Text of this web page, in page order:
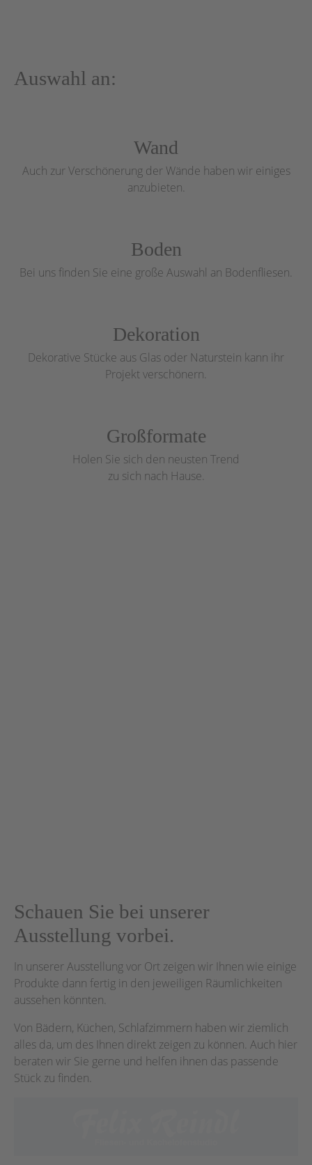
Auswahl an:
Wand
Auch zur Verschönerung der Wände haben wir einiges
anzubieten.
Boden
Bei uns finden Sie eine große Auswahl an Bodenfliesen.
Dekoration
Dekorative Stücke aus Glas oder Naturstein kann ihr
Projekt verschönern.
Großformate
Holen Sie sich den neusten Trend
zu sich nach Hause.
Schauen Sie bei unserer
Ausstellung vorbei.
In unserer Ausstellung vor Ort zeigen wir Ihnen wie einige
Produkte dann fertig in den jeweiligen Räumlichkeiten
aussehen könnten.
Von Bädern, Küchen, Schlafzimmern haben wir ziemlich
alles da, um des Ihnen direkt zeigen zu können. Auch hier
beraten wir Sie gerne und helfen ihnen das passende
Stück zu finden.